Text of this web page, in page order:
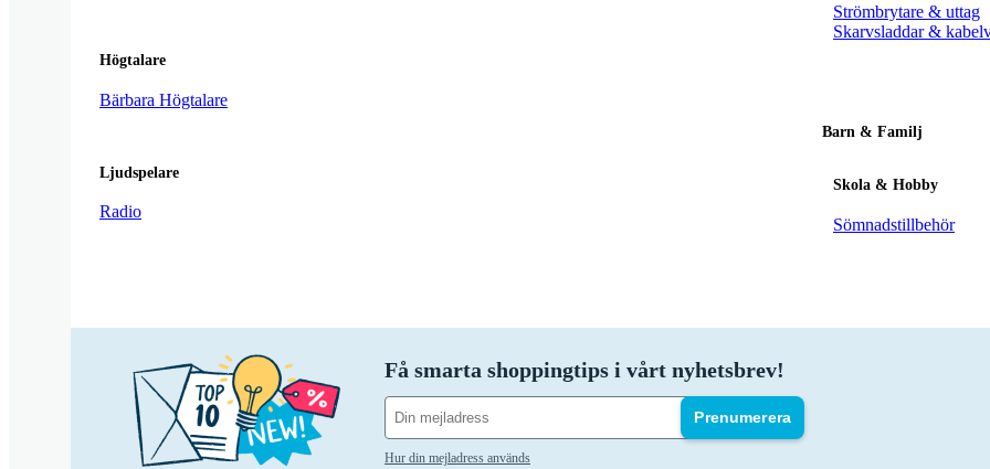
Högtalare
Bärbara Högtalare
Ljudspelare
Radio
Strömbrytare & uttag
Skarvsladdar &
Barn & Familj
Skola & Hobby
Sömnadstillbehör
Få smarta shoppingtips i vårt nyhetsbrev!
Prenumerera
Hur din mejladress används